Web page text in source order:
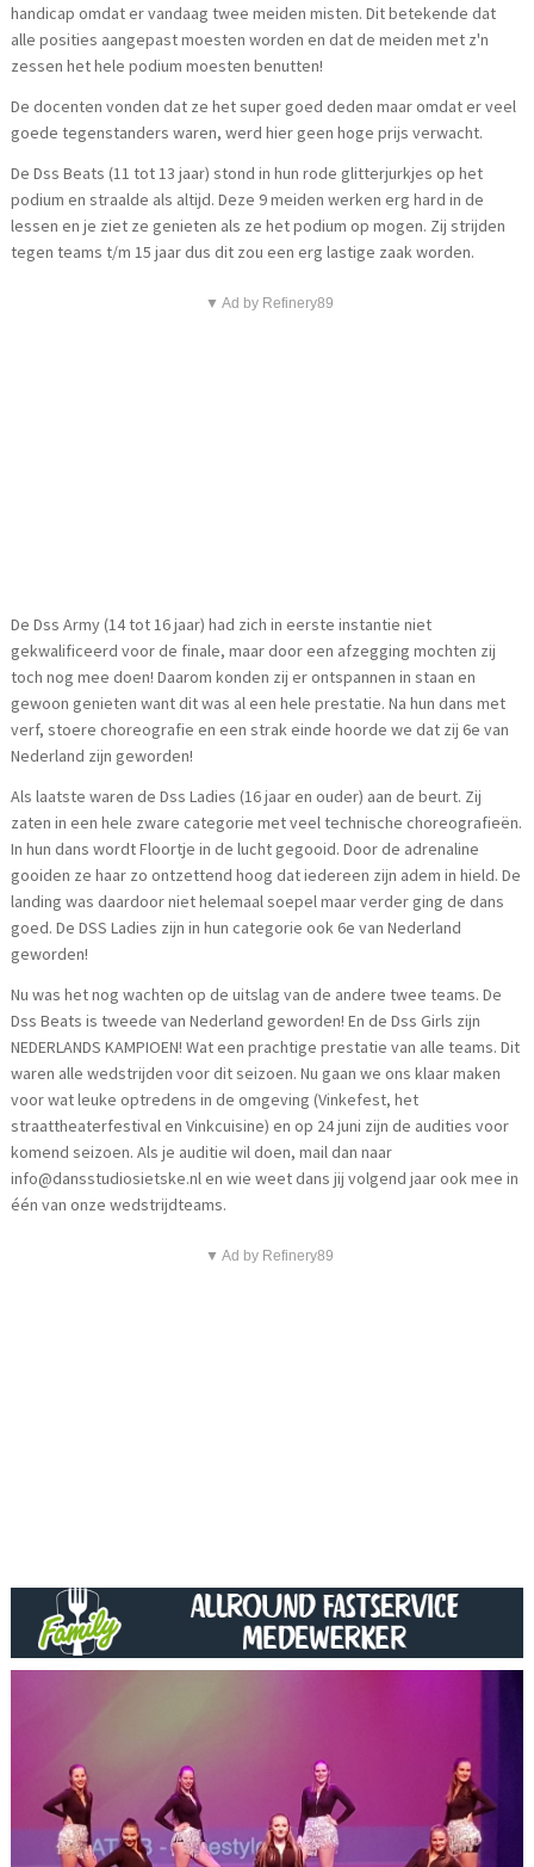
handicap omdat er vandaag twee meiden misten. Dit betekende dat
alle posities aangepast moesten worden en dat de meiden met z'n
zessen het hele podium moesten benutten!
De docenten vonden dat ze het super goed deden maar omdat er veel
goede tegenstanders waren, werd hier geen hoge prijs verwacht.
De Dss Beats (11 tot 13 jaar) stond in hun rode glitterjurkjes op het
podium en straalde als altijd. Deze 9 meiden werken erg hard in de
lessen en je ziet ze genieten als ze het podium op mogen. Zij strijden
tegen teams t/m 15 jaar dus dit zou een erg lastige zaak worden.
▼ Ad by Refinery89
De Dss Army (14 tot 16 jaar) had zich in eerste instantie niet
gekwalificeerd voor de finale, maar door een afzegging mochten zij
toch nog mee doen! Daarom konden zij er ontspannen in staan en
gewoon genieten want dit was al een hele prestatie. Na hun dans met
verf, stoere choreografie en een strak einde hoorde we dat zij 6e van
Nederland zijn geworden!
Als laatste waren de Dss Ladies (16 jaar en ouder) aan de beurt. Zij
zaten in een hele zware categorie met veel technische choreografieën.
In hun dans wordt Floortje in de lucht gegooid. Door de adrenaline
gooiden ze haar zo ontzettend hoog dat iedereen zijn adem in hield. De
landing was daardoor niet helemaal soepel maar verder ging de dans
goed. De DSS Ladies zijn in hun categorie ook 6e van Nederland
geworden!
Nu was het nog wachten op de uitslag van de andere twee teams. De
Dss Beats is tweede van Nederland geworden! En de Dss Girls zijn
NEDERLANDS KAMPIOEN! Wat een prachtige prestatie van alle teams. Dit
waren alle wedstrijden voor dit seizoen. Nu gaan we ons klaar maken
voor wat leuke optredens in de omgeving (Vinkefest, het
straattheaterfestival en Vinkcuisine) en op 24 juni zijn de audities voor
komend seizoen. Als je auditie wil doen, mail dan naar
info@dansstudiosietske.nl en wie weet dans jij volgend jaar ook mee in
één van onze wedstrijdteams.
▼ Ad by Refinery89